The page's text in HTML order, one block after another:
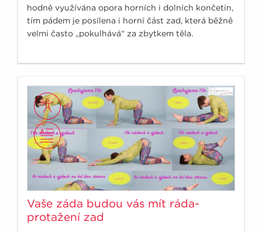
hodně využívána opora horních i dolních končetin,
tím pádem je posílena i horní část zad, která běžně
velmi často „pokulhává“ za zbytkem těla.
Vaše záda budou vás mít ráda-
protažení zad